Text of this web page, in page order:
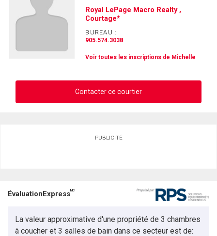
Royal LePage Macro Realty ,
Courtage*
BUREAU :
905.574.3038
Voir toutes les inscriptions de Michelle
Contacter ce courtier
Téléphone
Message
PUBLICITÉ
ÉvaluationExpressMC
La valeur approximative d'une propriété de 3 chambres
à coucher et 3 salles de bain dans ce secteur est de: